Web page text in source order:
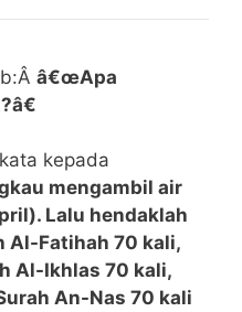
â€œApa
kepada
mengambil air
Lalu hendaklah
Al-Fatihah 70 kali,
Al-Ikhlas 70 kali,
An-Nas 70 kali